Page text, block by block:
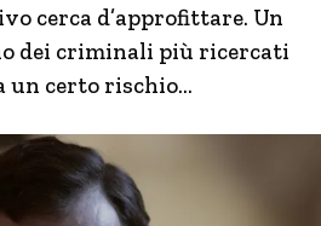
cerca d’approfittare. Un
dei criminali più ricercati
un certo rischio…